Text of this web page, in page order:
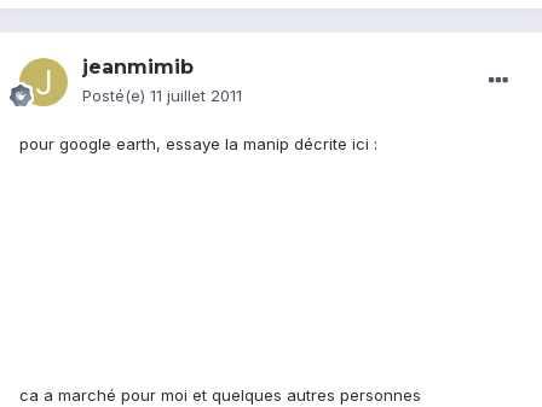
jeanmimib
Posté(e) 11 juillet 2011
pour google earth, essaye la manip décrite ici :
ca a marché pour moi et quelques autres personnes